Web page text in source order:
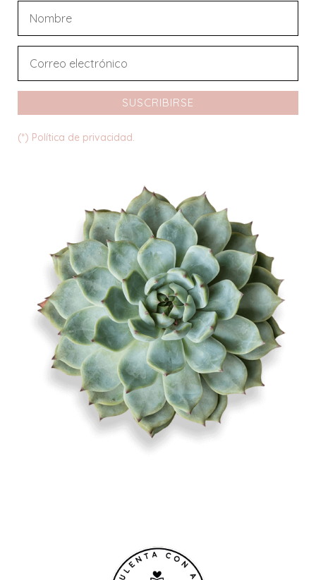
SUSCRIBIRSE
(*) Política de privacidad.